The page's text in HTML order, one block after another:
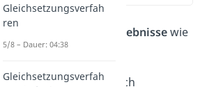
Ergebnissewie
folgt aus:
Wenn die Geraden sich
Gleichsetzungsverfah
ren
5/8 – Dauer: 04:38
Gleichsetzungsverfah